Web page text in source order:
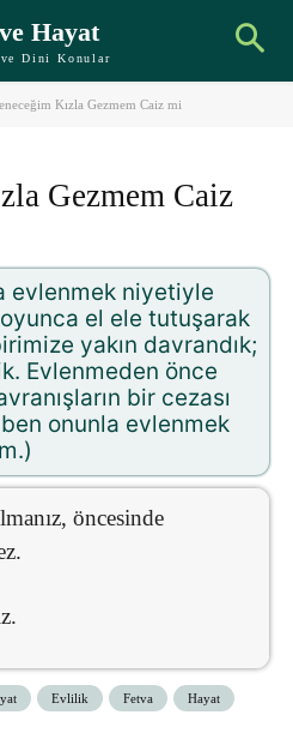
Hayat
Dini Konular
Kızla Gezmem Caiz mi
Gezmem Caiz
evlenmek niyetiyle
el ele tutuşarak
yakın davrandık;
Evlenmeden önce
bir cezası
onunla evlenmek
öncesinde
Evlilik Fetva Hayat